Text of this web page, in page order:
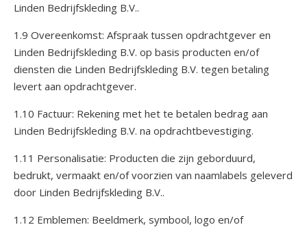
Linden Bedrijfskleding B.V..
1.9 Overeenkomst: Afspraak tussen opdrachtgever en
Linden Bedrijfskleding B.V. op basis producten en/of
diensten die Linden Bedrijfskleding B.V. tegen betaling
levert aan opdrachtgever.
1.10 Factuur: Rekening met het te betalen bedrag aan
Linden Bedrijfskleding B.V. na opdrachtbevestiging.
1.11 Personalisatie: Producten die zijn geborduurd,
bedrukt, vermaakt en/of voorzien van naamlabels geleverd
door Linden Bedrijfskleding B.V..
1.12 Emblemen: Beeldmerk, symbool, logo en/of